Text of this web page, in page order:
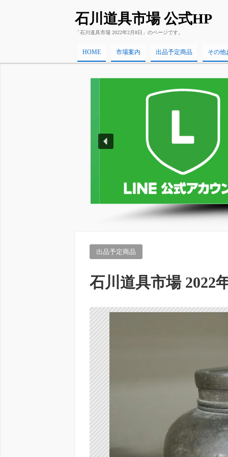
石川道具市場 公式HP
「石川道具市場 2022年2月8日」のページです。
HOME 市場案内 出品予定商品 その他
出品予定商品
石川道具市場 2022